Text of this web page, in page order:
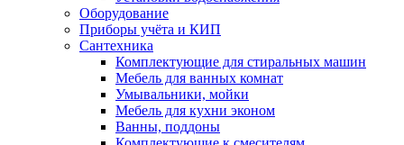
Оборудование
Приборы учёта и КИП
Сантехника
Комплектующие для стиральных машин
Мебель для ванных комнат
Умывальники, мойки
Мебель для кухни эконом
Ванны, поддоны